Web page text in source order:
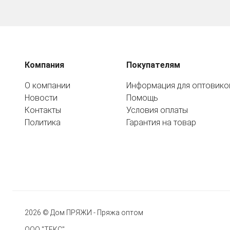
Компания
О компании
Новости
Контакты
Политика
Покупателям
Информация для
Помощь
Условия оплаты
Гарантия на товар
2026 © Дом ПРЯЖИ - Пряжа оптом